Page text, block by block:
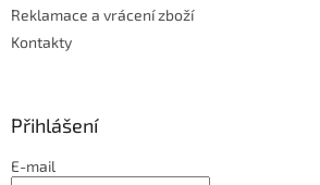
Reklamace a vrácení zboží
Kontakty
Přihlášení
E-mail